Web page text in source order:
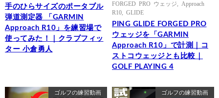
手のひらサイズのポータブル
弾道測定器 「GARMIN
Approach R10」を練習場で
使ってみた！｜クラブフィッ
ター 小倉勇人
FORGED PRO ウェッジ
Approach
R10
GLIDE
PING GLIDE FORGED PRO
ウェッジを「GARMIN
Approach R10」で計測｜コ
ストコウェッジとも比較｜
GOLF PLAYING 4
ゴルフの練習動画 ゴルフの練習動画